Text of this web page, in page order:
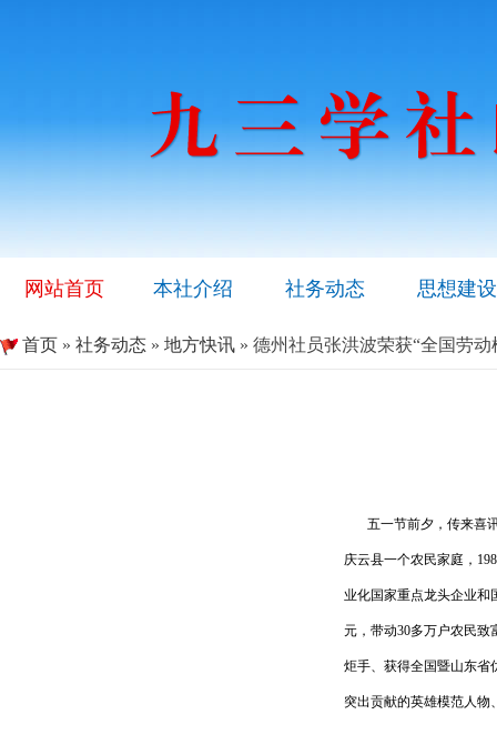
网站首页 本社介绍 社务动态 思想建设
首页 » 社务动态 » 地方快讯 » 德州社员张洪波荣获“全国劳动
五一节前夕，传来喜
庆云县一个农民家庭，
业化国家重点龙头企业和
元，带动30多万户农民致
炬手、获得全国暨山东省
突出贡献的英雄模范人物